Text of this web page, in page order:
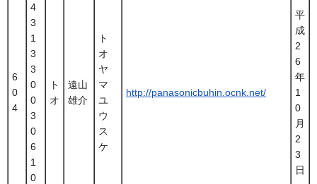
6
0
4
4
3
1
3
3
0
0
3
0
6
1
0
ト
オ
遠山
雄介
ト
オ
ヤ
マ
ユ
ウ
ス
ケ
http://panasonicbuhin.ocnk.net/
平
成
2
6
年
1
0
月
2
3
日